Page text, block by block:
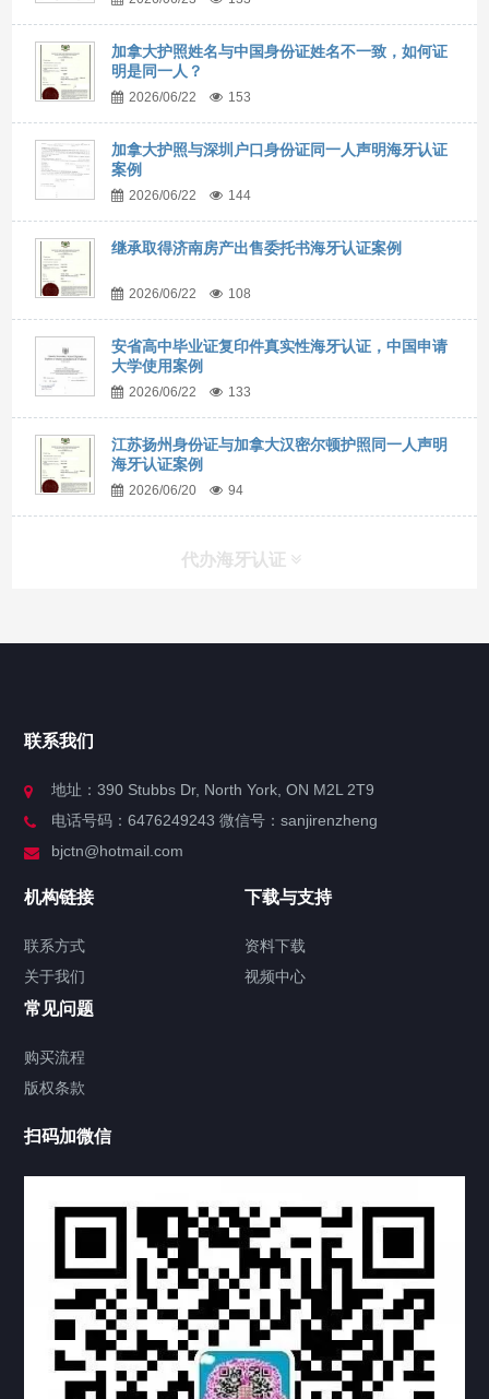
加拿大护照姓名与中国身份证姓名不一致，如何证
明是同一人？
2026/06/22 153
加拿大护照与深圳户口身份证同一人声明海牙认证
案例
2026/06/22 144
继承取得济南房产出售委托书海牙认证案例
2026/06/22 108
安省高中毕业证复印件真实性海牙认证，中国申请
大学使用案例
2026/06/22 133
江苏扬州身份证与加拿大汉密尔顿护照同一人声明
海牙认证案例
2026/06/20 94
代办海牙认证
服务分类
签署类文件海牙认证程序费用
视频中心
热门标签 TAG
机构链接
联系方式 关于我们
下载与支持
资料下载 视频中心
联系我们
地址：390 Stubbs Dr, North York, ON M2L 2T9
电话号码：6476249243 微信号：sanjirenzheng
bjctn@hotmail.com
机构链接
联系方式
关于我们
下载与支持
资料下载
视频中心
常见问题
购买流程
版权条款
扫码加微信